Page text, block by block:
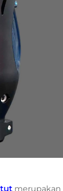
merupakan